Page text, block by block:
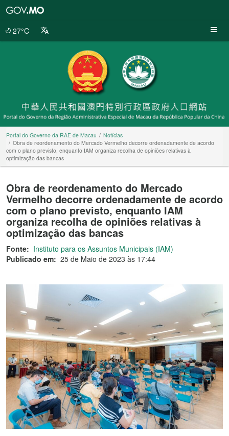
27°C
Portal do Governo da RAE de Macau
Notícias
Obra de reordenamento do Mercado Vermelho decorre ordenadamente de acordo
com o plano previsto, enquanto IAM organiza recolha de opiniões relativas à
optimização das bancas
Obra de reordenamento do Mercado
Vermelho decorre ordenadamente de acordo
com o plano previsto, enquanto IAM
organiza recolha de opiniões relativas à
optimização das bancas
Fonte: Instituto para os Assuntos Municipais (IAM)
Publicado em: 25 de Maio de 2023 às 17:44